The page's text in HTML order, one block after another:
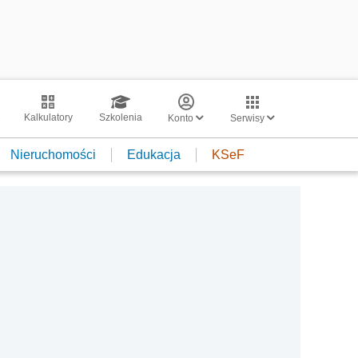
Kalkulatory Szkolenia Konto Serwisy
Nieruchomości Edukacja KSeF